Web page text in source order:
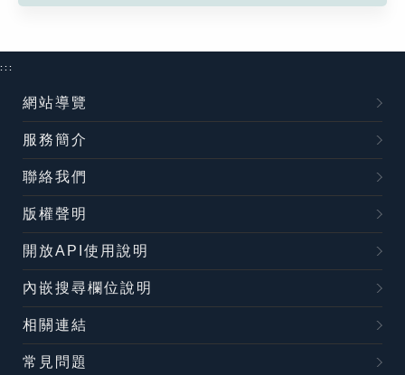
:::
網站導覽
服務簡介
聯絡我們
版權聲明
開放API使用說明
內嵌搜尋欄位說明
相關連結
常見問題